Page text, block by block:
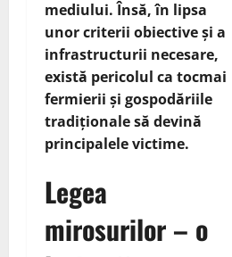
mediului. Însă, în lipsa
unor criterii obiective și a
infrastructurii necesare,
există pericolul ca tocmai
fermierii și gospodăriile
tradiționale să devină
principalele victime.
Legea
mirosurilor – o